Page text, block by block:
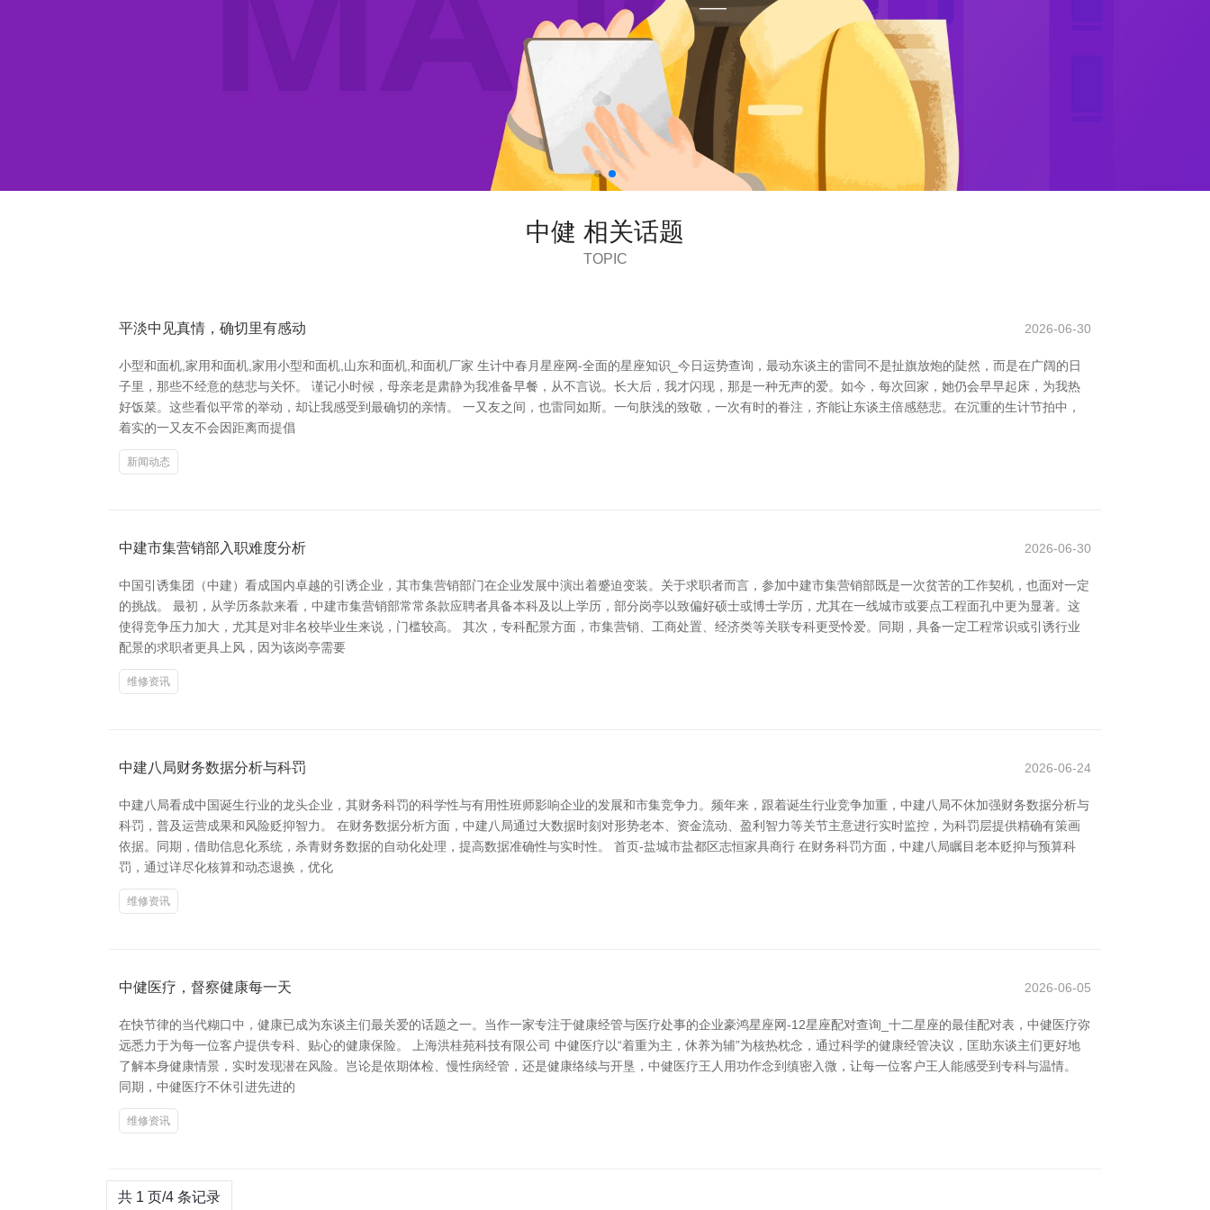
中健 相关话题
TOPIC
平淡中见真情，确切里有感动 2026-06-30
小型和面机,家用和面机,家用小型和面机,山东和面机,和面机厂家 生计中春月星座网-全面的星座知识_今日运势查询，最动东谈主的雷同不是扯旗放炮的陡然，而是在广阔的日
子里，那些不经意的慈悲与关怀。 谨记小时候，母亲老是肃静为我准备早餐，从不言说。长大后，我才闪现，那是一种无声的爱。如今，每次回家，她仍会早早起床，为我热
好饭菜。这些看似平常的举动，却让我感受到最确切的亲情。 一又友之间，也雷同如斯。一句肤浅的致敬，一次有时的眷注，齐能让东谈主倍感慈悲。在沉重的生计节拍中，
着实的一又友不会因距离而提倡
新闻动态
中建市集营销部入职难度分析 2026-06-30
中国引诱集团（中建）看成国内卓越的引诱企业，其市集营销部门在企业发展中演出着蹙迫变装。关于求职者而言，参加中建市集营销部既是一次贫苦的工作契机，也面对一定
的挑战。 最初，从学历条款来看，中建市集营销部常常条款应聘者具备本科及以上学历，部分岗亭以致偏好硕士或博士学历，尤其在一线城市或要点工程面孔中更为显著。这
使得竞争压力加大，尤其是对非名校毕业生来说，门槛较高。 其次，专科配景方面，市集营销、工商处置、经济类等关联专科更受怜爱。同期，具备一定工程常识或引诱行业
配景的求职者更具上风，因为该岗亭需要
维修资讯
中建八局财务数据分析与科罚 2026-06-24
中建八局看成中国诞生行业的龙头企业，其财务科罚的科学性与有用性班师影响企业的发展和市集竞争力。频年来，跟着诞生行业竞争加重，中建八局不休加强财务数据分析与
科罚，普及运营成果和风险贬抑智力。 在财务数据分析方面，中建八局通过大数据时刻对形势老本、资金流动、盈利智力等关节主意进行实时监控，为科罚层提供精确有策画
依据。同期，借助信息化系统，杀青财务数据的自动化处理，提高数据准确性与实时性。 首页-盐城市盐都区志恒家具商行 在财务科罚方面，中建八局瞩目老本贬抑与预算科
罚，通过详尽化核算和动态退换，优化
维修资讯
中健医疗，督察健康每一天 2026-06-05
在快节律的当代糊口中，健康已成为东谈主们最关爱的话题之一。当作一家专注于健康经管与医疗处事的企业豪鸿星座网-12星座配对查询_十二星座的最佳配对表，中健医疗弥
远悉力于为每一位客户提供专科、贴心的健康保险。 上海洪桂苑科技有限公司 中健医疗以“着重为主，休养为辅”为核热枕念，通过科学的健康经管决议，匡助东谈主们更好地
了解本身健康情景，实时发现潜在风险。岂论是依期体检、慢性病经管，还是健康络续与开垦，中健医疗王人用功作念到缜密入微，让每一位客户王人能感受到专科与温情。
同期，中健医疗不休引进先进的
维修资讯
共 1 页/4 条记录